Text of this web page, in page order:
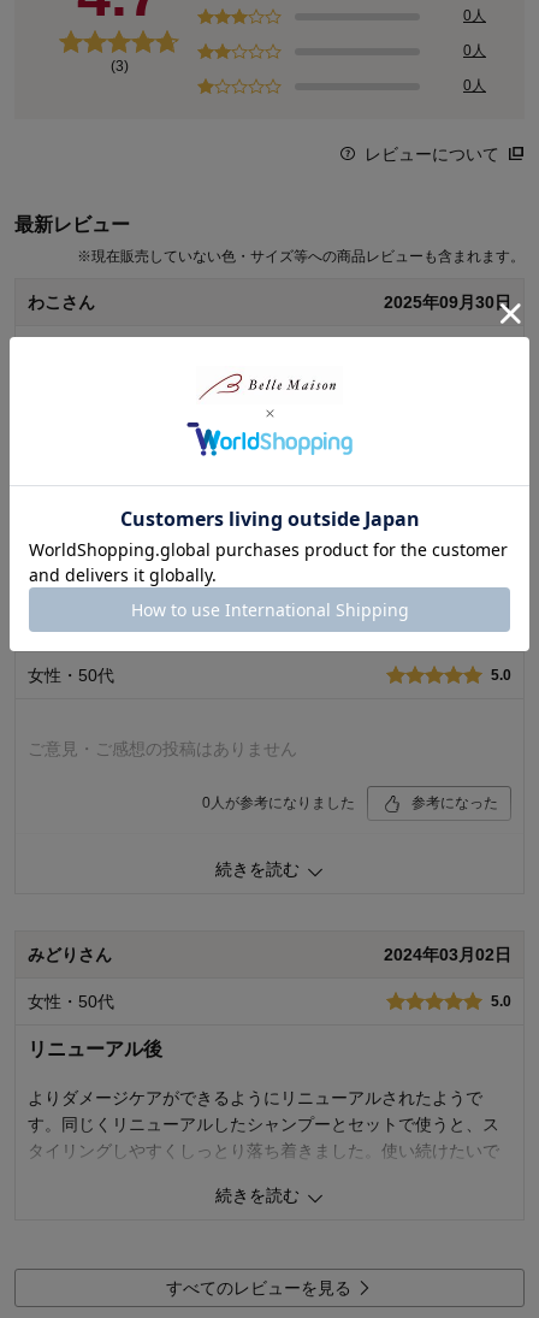
クチコミでも大人気のスキンケア発想の国産ミネラルコスメ。基礎
力に着目したスキンケア、軽いつけ心地とクレンジング不要で肌へ
の負担を考えたミネラルメイクできれいを呼び覚ましてくれます。
(3)
0人
0人
0人
レビューについて
最新レビュー
※現在販売していない色・サイズ等への商品レビューも含まれます。
わこさん 2025年09月30日
先日購入したETVOSモイスチャーシャンプーと一緒に使ってみ
たくて購入しました。同じシリーズどうしで使ったほうがより
0人が参考になりました 参考になった
機能
使用感
4.0
お気に入りポイント： 機能
続きを読む
購入者さん 2025年08月27日
女性・50代 5.0
ご意見・ご感想の投稿はありません
0 人が参考になりました 参考になった
機能：
続きを読む
みどりさん 2024年03月02日
女性・50代 5.0
リニューアル後
よりダメージケアができるようにリニューアルされたようで
す。同じくリニューアルしたシャンプーとセットで使うと、ス
タイリングしやすくしっとり落ち着きました。使い続けたいで
機能
4.0
使用感
5.0
続きを読む
すべてのレビューを見る